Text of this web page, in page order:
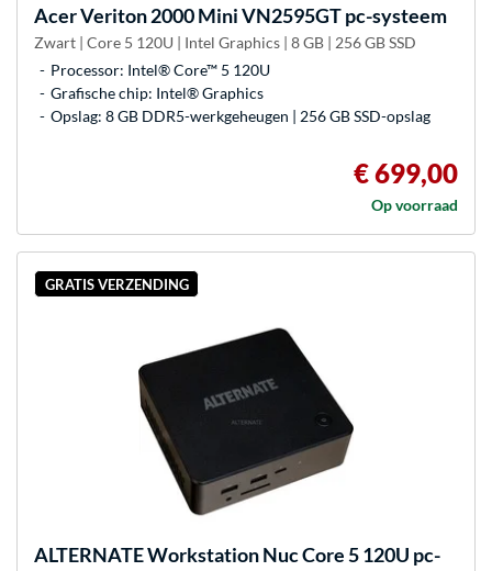
AcerVeriton 2000 Mini VN2595GT pc-systeem
Zwart | Core 5 120U | Intel Graphics | 8 GB | 256 GB SSD
Processor: Intel® Core™ 5 120U
Grafische chip: Intel® Graphics
Opslag: 8 GB DDR5-werkgeheugen | 256 GB SSD-opslag
€ 699,00
Op voorraad
GRATIS VERZENDING
ALTERNATEWorkstation Nuc Core 5 120U pc-